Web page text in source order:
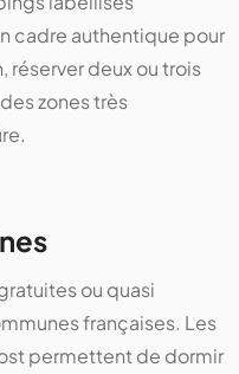
cadre authentique pour
réserver deux ou trois
zones très
ou quasi
françaises. Les
permettent de dormir